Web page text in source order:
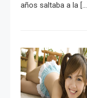
años saltaba a la